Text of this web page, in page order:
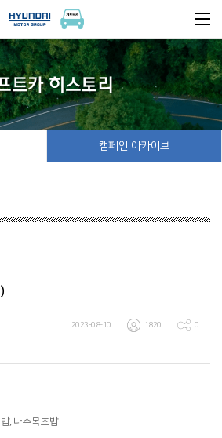
트카 히스토리
캠페인 아카이브
2023-08-10 1820 0
, 나주목초밥